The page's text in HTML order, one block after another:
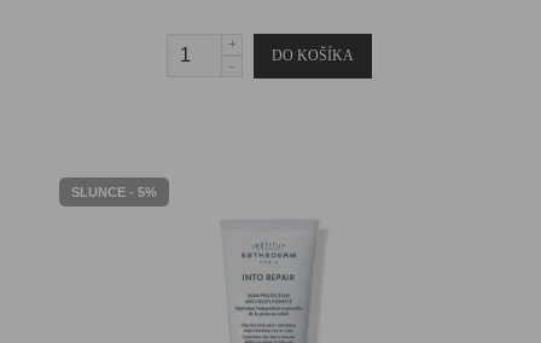
SLUNCE - 5%